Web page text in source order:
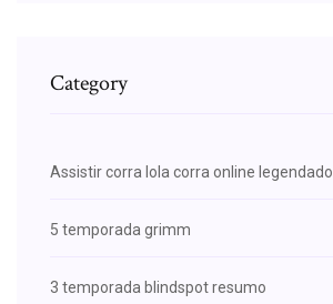
Category
Assistir corra lola corra online legendado
5 temporada grimm
3 temporada blindspot resumo